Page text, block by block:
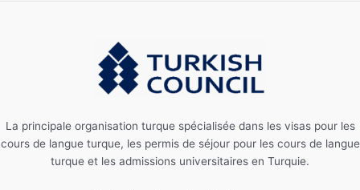
La principale organisation turque spécialisée dans les visas pour les
cours de langue turque, les permis de séjour pour les cours de langue
turque et les admissions universitaires en Turquie.